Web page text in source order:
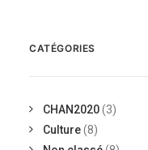
CATÉGORIES
CHAN2020(3)
Culture(8)